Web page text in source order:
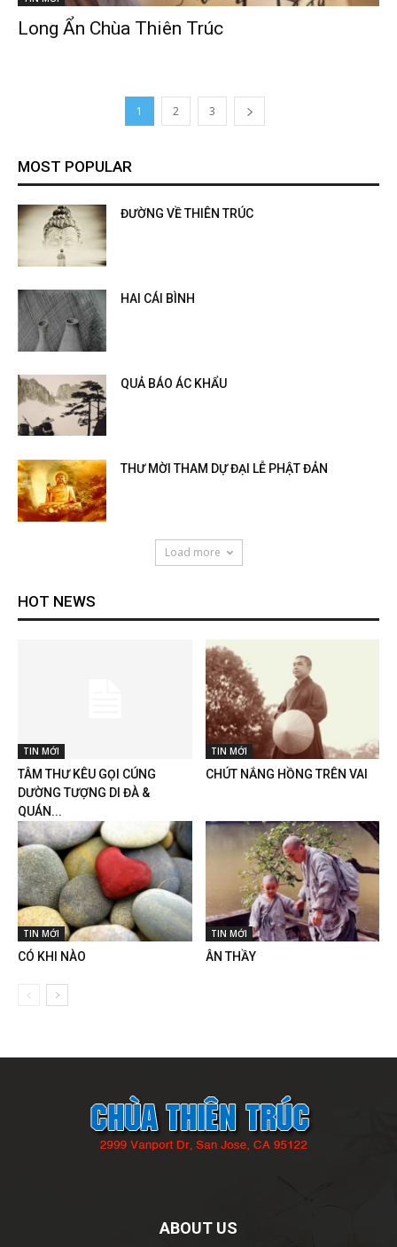
Long Ẩn Chùa Thiên Trúc
1 2 3
MOST POPULAR
ĐƯỜNG VỀ THIÊN TRÚC
HAI CÁI BÌNH
QUẢ BÁO ÁC KHẨU
THƯ MỜI THAM DỰ ĐẠI LỄ PHẬT ĐẢN
Load more
HOT NEWS
TIN MỚI
TÂM THƯ KÊU GỌI CÚNG
DƯỜNG TƯỢNG DI ĐÀ &
QUÁN...
TIN MỚI
CHÚT NẮNG HỒNG TRÊN VAI
TIN MỚI
CÓ KHI NÀO
TIN MỚI
ÂN THẦY
ABOUT US